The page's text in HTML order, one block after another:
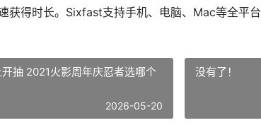
获得时长。Sixfast支持手机、电脑、Mac等全平台
抽 2021火影周年庆忍者选哪个
2026-05-20
没有了！